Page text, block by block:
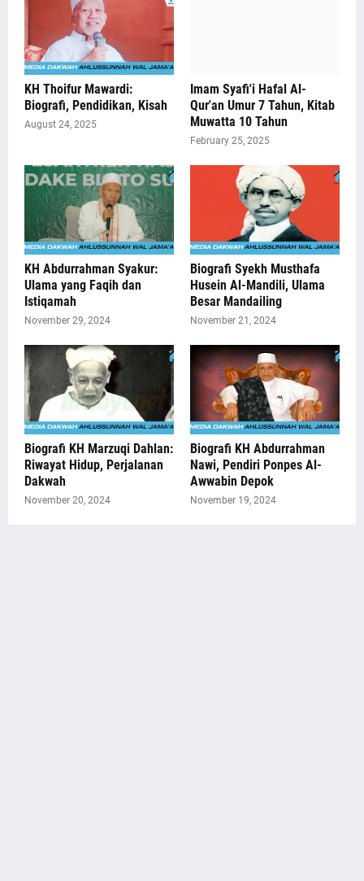
KH Thoifur Mawardi:
Biografi, Pendidikan, Kisah
August 24, 2025
Imam Syafi'i Hafal Al-
Qur'an Umur 7 Tahun, Kitab
Muwatta 10 Tahun
February 25, 2025
KH Abdurrahman Syakur:
Ulama yang Faqih dan
Istiqamah
November 29, 2024
Biografi Syekh Musthafa
Husein Al-Mandili, Ulama
Besar Mandailing
November 21, 2024
Biografi KH Marzuqi Dahlan:
Riwayat Hidup, Perjalanan
Dakwah
November 20, 2024
Biografi KH Abdurrahman
Nawi, Pendiri Ponpes Al-
Awwabin Depok
November 19, 2024